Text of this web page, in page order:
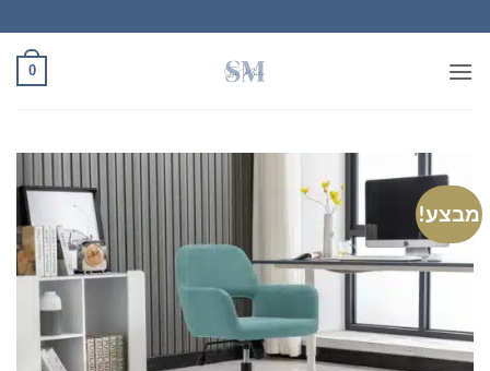
to
content
0
מבצע!